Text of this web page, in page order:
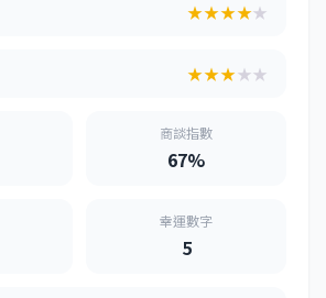
★★★★★
★★★★★
商談指數
67%
幸運數字
5